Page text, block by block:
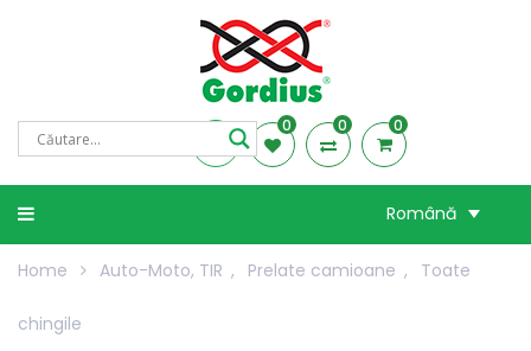
0 0 0
Română
Home Auto-Moto, TIR , Prelate camioane , Toate
chingile